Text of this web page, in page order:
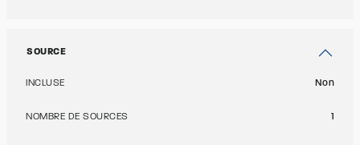
SOURCE
INCLUSE Non
NOMBRE DE SOURCES 1